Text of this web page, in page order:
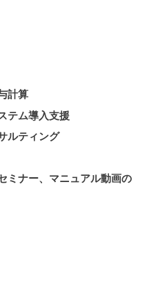
計算
テム導入支援
ルティング
ミナー、マニュアル動画の